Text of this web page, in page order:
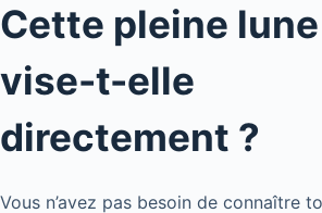
Cette pleine
vise-t-elle
directement ?
Vous n’avez pas besoin de connaître